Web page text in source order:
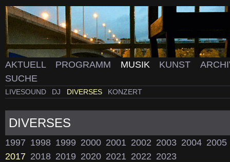
AKTUELL PROGRAMM MUSIK KUNST
SUCHE
LIVESOUND DJ DIVERSES KONZERT
DIVERSES
1997 1998 1999 2000 2001 2002 2003 2004 2005
2017 2018 2019 2020 2021 2022 2023